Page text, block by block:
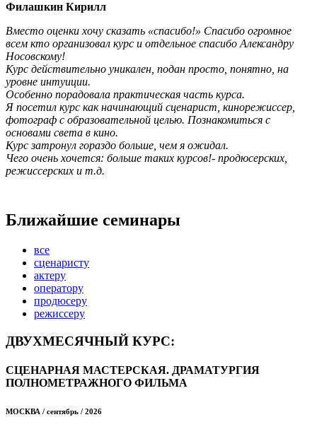
Филашкин Кирилл
Вместо оценки хочу сказать «спасибо!» Спасибо огромное
всем кто организовал курс и отдельное спасибо Александру
Носовскому!
Курс действительно уникален, подан просто, понятно, на
уровне интуиции.
Особенно порадовала практическая часть курса.
Я посетил курс как начинающий сценарист, кинорежиссер,
фотограф с образовательной целью. Познакомиться с
основами света в кино.
Курс затронул гораздо больше, чем я ожидал.
Чего очень хочется: больше таких курсов!- продюсерских,
режиссерских и т.д.
Ближайшие семинары
все
сценаристу
актеру
оператору
продюсеру
режиссеру
ДВУХМЕСЯЧНЫЙ КУРС:
СЦЕНАРНАЯ МАСТЕРСКАЯ. ДРАМАТУРГИЯ
ПОЛНОМЕТРАЖНОГО ФИЛЬМА
МОСКВА / сентябрь / 2026